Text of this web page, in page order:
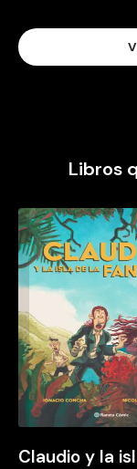
Libros
Claudio y la